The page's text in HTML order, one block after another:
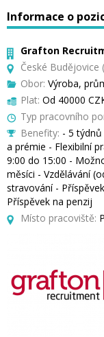
Informace o
Grafton
České Budějovice
Obor: Výroba,
Plat: Od 40000
Typ pracovního
Benefity: - 5
a prémie - Flexibilní
9:00 do 15:00 -
měsíci - Vzdělávání
stravování -
Příspěvek na penzij
Místo pracoviště: